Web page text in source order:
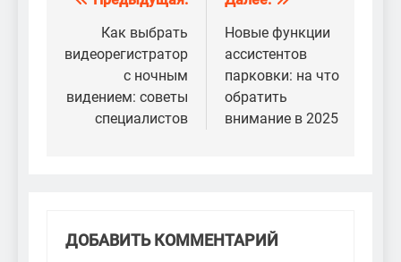
записям
Как выбрать
видеорегистратор
с ночным
видением: советы
специалистов
Новые функции
ассистентов
парковки: на что
обратить
внимание в 2025
ДОБАВИТЬ КОММЕНТАРИЙ